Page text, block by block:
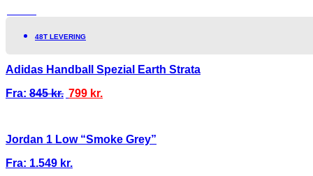
48T LEVERING
Adidas Handball Spezial Earth Strata
Fra: 845kr. 799 kr.
Jordan 1 Low “Smoke Grey”
Fra: 1.549 kr.